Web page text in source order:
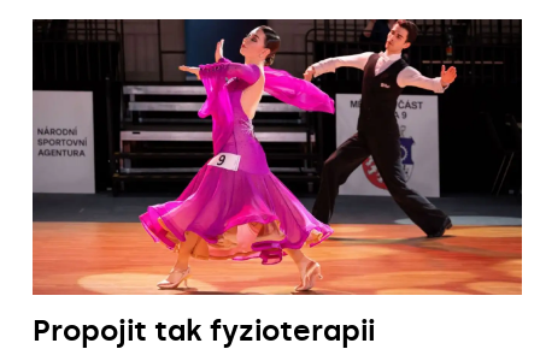
Propojit tak fyzioterapii